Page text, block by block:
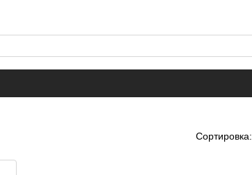
Сортировка: